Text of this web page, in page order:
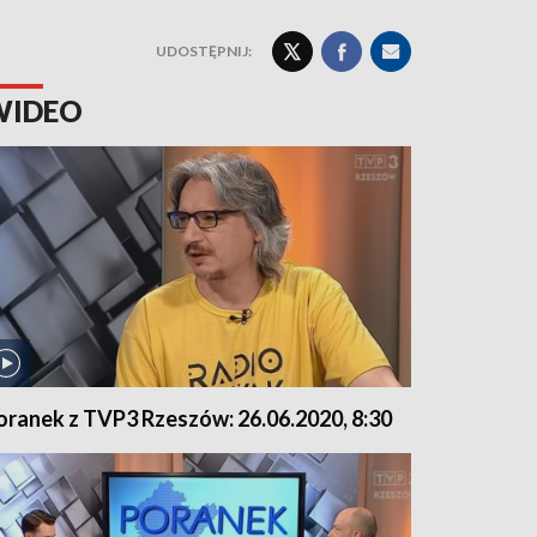
UDOSTĘPNIJ:
z TVP3 Rzeszów: 26.06.2020, 8:30